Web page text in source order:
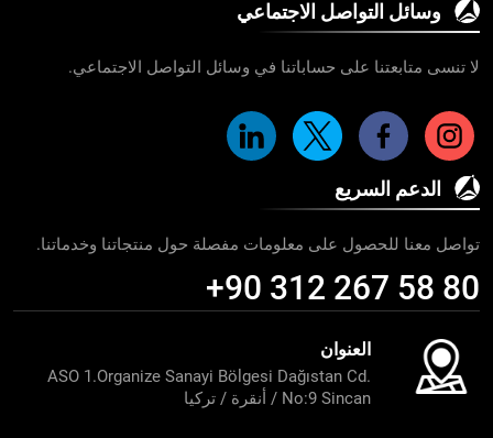
وسائل التواصل الاجتماعي
لا تنسى متابعتنا على حساباتنا في وسائل التواصل الاجتماعي.
الدعم السريع
تواصل معنا للحصول على معلومات مفصلة حول منتجاتنا وخدماتنا.
+90 312 267 58 80
العنوان
ASO 1.Organize Sanayi Bölgesi Dağıstan Cd.
No:9 Sincan / أنقرة / تركيا